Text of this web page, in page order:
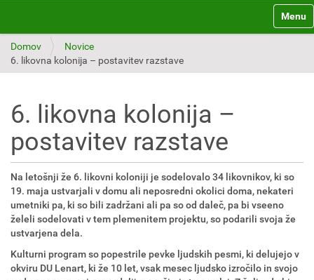
Domov
Novice
6. likovna kolonija – postavitev razstave
6. likovna kolonija –
postavitev razstave
Na letošnji že 6. likovni koloniji je sodelovalo 34 likovnikov, ki so
19. maja ustvarjali v domu ali neposredni okolici doma, nekateri
umetniki pa, ki so bili zadržani ali pa so od daleč, pa bi vseeno
želeli sodelovati v tem plemenitem projektu, so podarili svoja že
ustvarjena dela.
Kulturni program so popestrile pevke ljudskih pesmi, ki delujejo v
okviru DU Lenart, ki že 10 let, vsak mesec ljudsko izročilo in svojo